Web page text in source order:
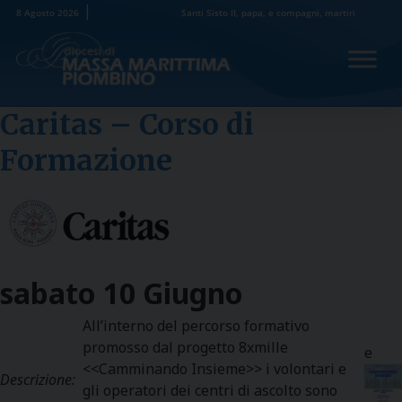
Skip
content
8 Agosto 2026 Santi Sisto II, papa, e compagni, martiri
Caritas – Corso di
Formazione
sabato 10 Giugno
Descrizione:
All’interno del percorso formativo
promosso dal progetto 8xmille
<<Camminando Insieme>> i volontari e
gli operatori dei centri di ascolto sono
e